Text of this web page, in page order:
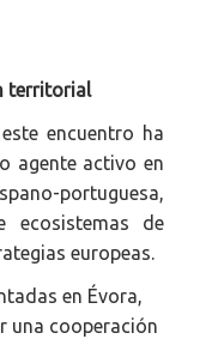
territorial
encuentro ha
agente activo en
portuguesa,
ecosistemas de
europeas.
en Évora,
una cooperación